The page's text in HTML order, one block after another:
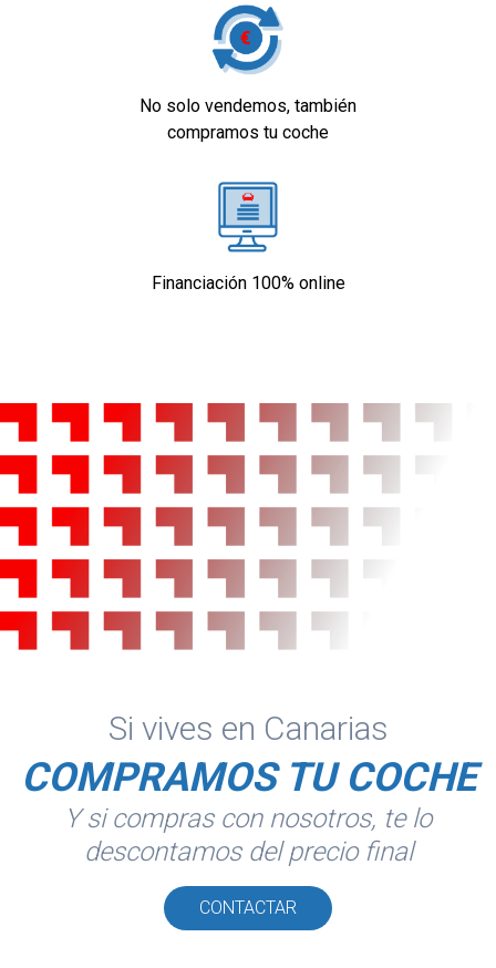
No solo vendemos, también
compramos tu coche
Financiación 100% online
Si vives en Canarias
COMPRAMOS TU COCHE
Y si compras con nosotros, te lo
descontamos del precio final
CONTACTAR